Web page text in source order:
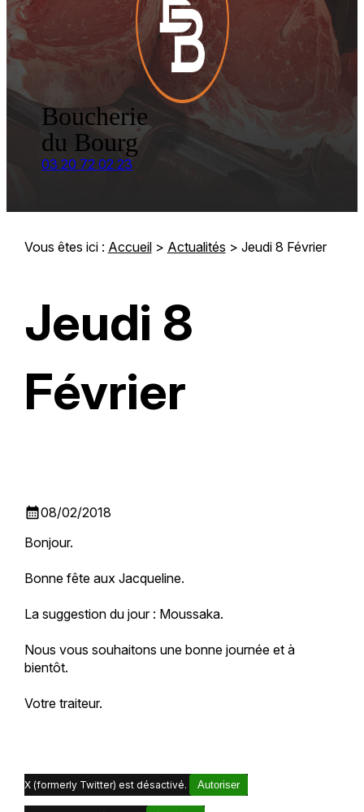
Boucherie
du Bourg
03 20 72 02 23
Vous êtes ici : Accueil> Actualités > Jeudi 8 Février
Jeudi 8
Février
calendar_month08/02/2018
Bonjour.
Bonne fête aux Jacqueline.
La suggestion du jour : Moussaka.
Nous vous souhaitons une bonne journée et à
bientôt.
Votre traiteur.
X (formerly Twitter) est désactivé. Autoriser